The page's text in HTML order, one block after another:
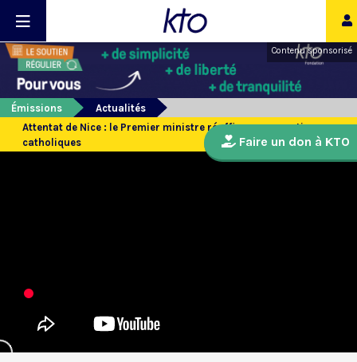
Contenu sponsorisé
Émissions
Actualités
Attentat de Nice : le Premier ministre réaffirme son soutien aux
catholiques
Faire un don à KTO